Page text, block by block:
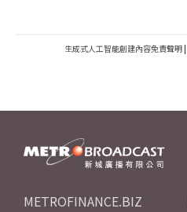
生成式人工智能創建內容免責聲明 |
METROFINANCE.BIZ